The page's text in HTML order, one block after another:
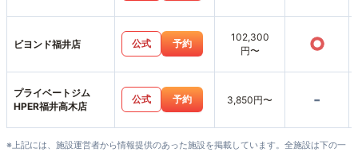
ビヨンド福井店 公式 予約
102,300
円〜
○
プライベートジム
HPER福井高木店
公式 予約 3,850円〜 -
※上記には、施設運営者から情報提供のあった施設を掲載しています。全施設は下の一